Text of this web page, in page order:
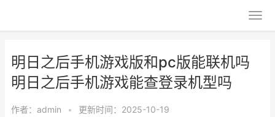
明日之后手机游戏版和pc版能联机吗
明日之后手机游戏能查登录机型吗
作者： admin • 更新时间：2025-10-19